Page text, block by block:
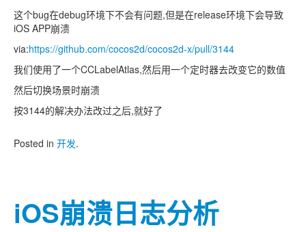
这个bug在debug环境下不会有问题,但是在release环境下会导致
iOS APP崩溃
via:https://github.com/cocos2d/cocos2d-x/pull/3144
我们使用了一个CCLabelAtlas,然后用一个定时器去改变它的数值
然后切换场景时崩溃
按3144的解决办法改过之后,就好了
Posted in 开发.
iOS崩溃日志分析